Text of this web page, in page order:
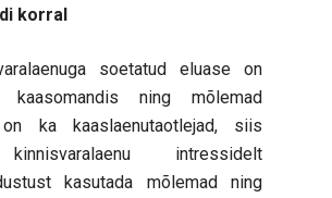
korral
soetatud eluase on
ning mõlemad
ka kaaslaenutaotlejad, siis
intressidelt
kasutada mõlemad ning